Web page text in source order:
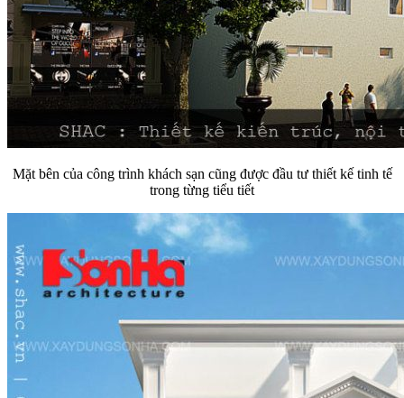
Mặt bên của công trình khách sạn cũng được đầu tư thiết kế tinh tế
trong từng tiểu tiết